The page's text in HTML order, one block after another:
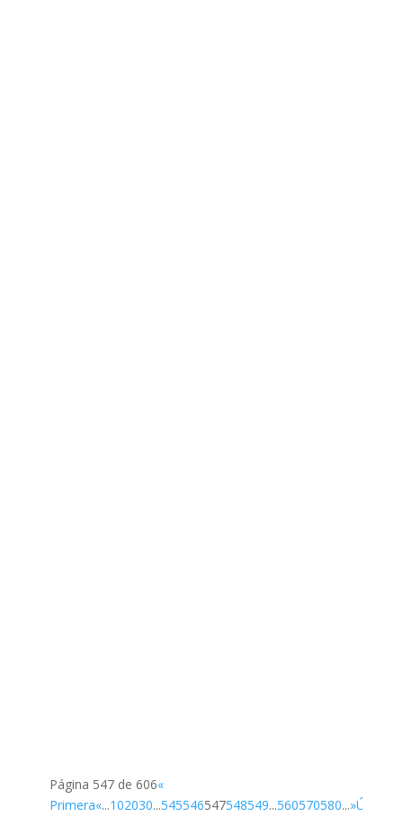
Página 547 de 606«
Primera«...102030...545546547548549...560570580...»Última